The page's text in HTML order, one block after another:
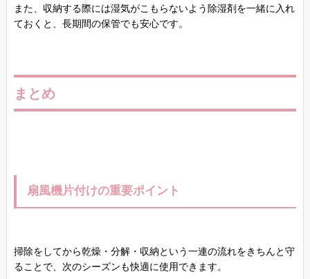
また、収納する際には湿気がこもらないよう除湿剤を一緒に入れ
ておくと、長期間の保管でも安心です。
まとめ
扇風機片付けの重要ポイント
掃除をしてから乾燥・分解・収納という一連の流れをきちんと守
ることで、次のシーズンも快適に使用できます。